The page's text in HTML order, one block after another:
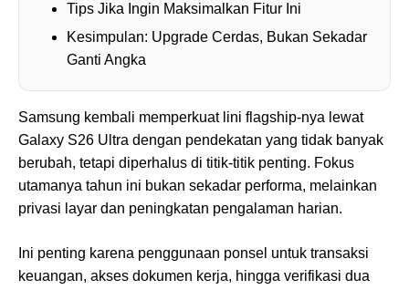
Tips Jika Ingin Maksimalkan Fitur Ini
Kesimpulan: Upgrade Cerdas, Bukan Sekadar
Ganti Angka
Samsung kembali memperkuat lini flagship-nya lewat
Galaxy S26 Ultra dengan pendekatan yang tidak banyak
berubah, tetapi diperhalus di titik-titik penting. Fokus
utamanya tahun ini bukan sekadar performa, melainkan
privasi layar dan peningkatan pengalaman harian.
Ini penting karena penggunaan ponsel untuk transaksi
keuangan, akses dokumen kerja, hingga verifikasi dua